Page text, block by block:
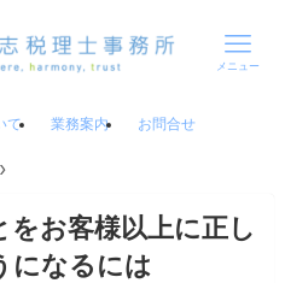
メニュー
て 業務案内 お問合せ
をお客様以上に正し
になるには